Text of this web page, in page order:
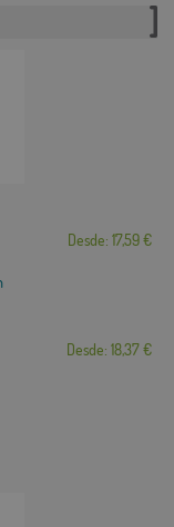
Desde: 17,59 €
Desde: 18,37 €